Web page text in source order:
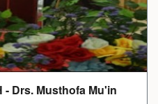
Drs. Musthofa Mu'in